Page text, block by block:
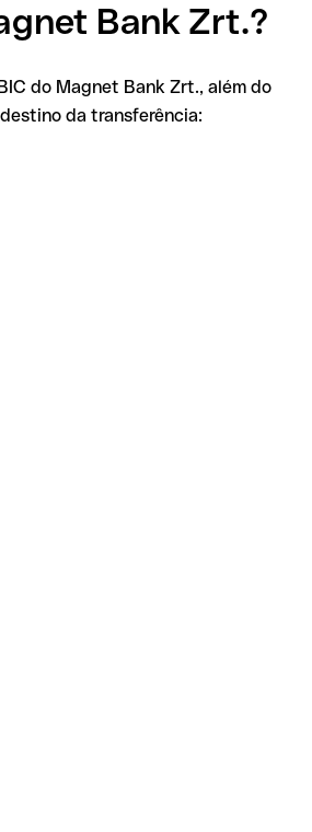
Bank Zrt.?
do Magnet Bank Zrt., além do
da transferência: